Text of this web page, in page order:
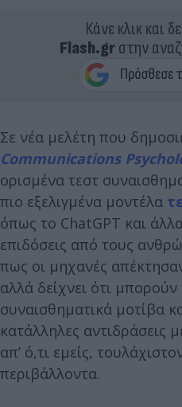
Κάνε κλικ και
Flash.grστην
Σε νέα μελέτη που
Communications
ορισμένα τεστ
πιο εξελιγμένα μοντέλα
όπως το ChatGPT και
επιδόσεις από τους
πως οι μηχανές
αλλά δείχνει ότι
συναισθηματικά μοτίβα
κατάλληλες αντιδράσεις
απ’ ό,τι εμείς,
περιβάλλοντα.